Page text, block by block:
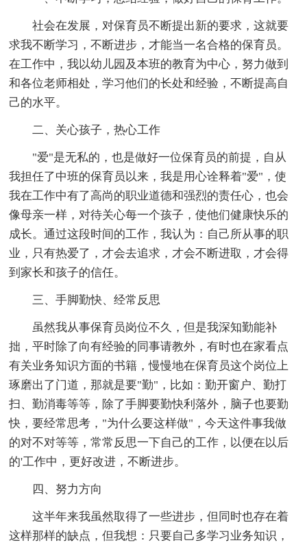
社会在发展，对保育员不断提出新的要求，这就要
求我不断学习，不断进步，才能当一名合格的保育员。
在工作中，我以幼儿园及本班的教育为中心，努力做到
和各位老师相处，学习他们的长处和经验，不断提高自
己的水平。
二、关心孩子，热心工作
"爱"是无私的，也是做好一位保育员的前提，自从
我担任了中班的保育员以来，我是用心诠释着"爱"，使
我在工作中有了高尚的职业道德和强烈的责任心，也会
像母亲一样，对待关心每一个孩子，使他们健康快乐的
成长。通过这段时间的工作，我认为：自己所从事的职
业，只有热爱了，才会去追求，才会不断进取，才会得
到家长和孩子的信任。
三、手脚勤快、经常反思
虽然我从事保育员岗位不久，但是我深知勤能补
拙，平时除了向有经验的同事请教外，有时也在家看点
有关业务知识方面的书籍，慢慢地在保育员这个岗位上
琢磨出了门道，那就是要"勤"，比如：勤开窗户、勤打
扫、勤消毒等等，除了手脚要勤快利落外，脑子也要勤
快，要经常思考，"为什么要这样做"，今天这件事我做
的对不对等等，常常反思一下自己的工作，以便在以后
的'工作中，更好改进，不断进步。
四、努力方向
这半年来我虽然取得了一些进步，但同时也存在着
这样那样的缺点，但我想：只要自己多学习业务知识，